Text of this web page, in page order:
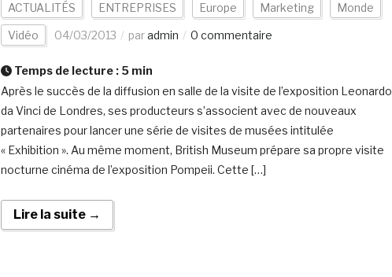
ACTUALITÉS ENTREPRISES Europe Marketing Monde
Vidéo 04/03/2013 paradmin 0 commentaire
Temps de lecture : 5 min
Après le succès de la diffusion en salle de la visite de l’exposition Leonardo
da Vinci de Londres, ses producteurs s’associent avec de nouveaux
partenaires pour lancer une série de visites de musées intitulée
« Exhibition ». Au même moment, British Museum prépare sa propre visite
nocturne cinéma de l’exposition Pompeii. Cette […]
Lire la suite →